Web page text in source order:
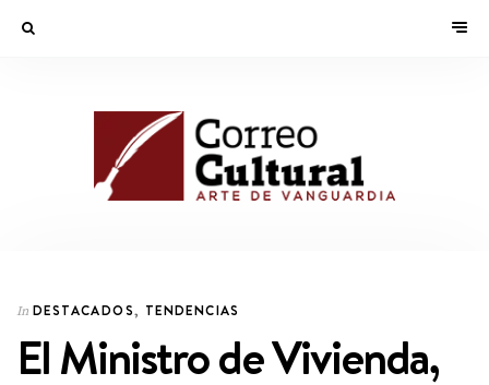
In DESTACADOS, TENDENCIAS
El Ministro de Vivienda,